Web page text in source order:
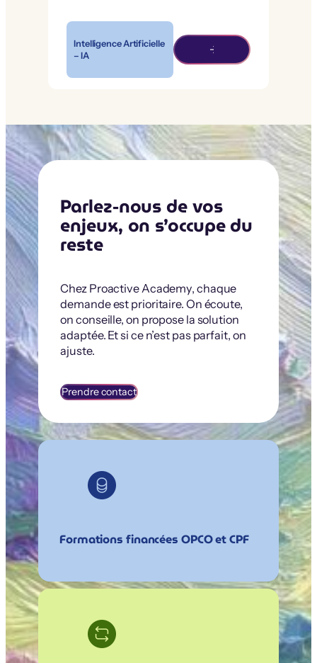
Intelligence Artificielle
– IA
Parlez-nous de vos
enjeux, on s’occupe du
reste
Chez Proactive Academy, chaque
demande est prioritaire. On écoute,
on conseille, on propose la solution
adaptée. Et si ce n’est pas parfait, on
ajuste.
Prendre contact
Formations financées OPCO et CPF